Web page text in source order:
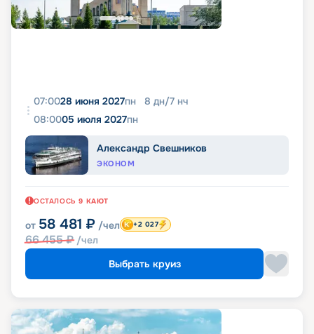
07:0028 июня 2027пн 8 дн/7 нч
08:0005 июля 2027пн
Александр Свешников
ЭКОНОМ
ОСТАЛОСЬ 9 КАЮТ
от 58 481 ₽ /чел
66 455₽ /чел
+2 027
Выбрать круиз